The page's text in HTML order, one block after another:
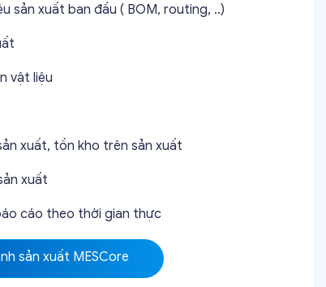
sản xuất ban đầu ( BOM, routing, ..)
vật liệu
xuất, tồn kho trên sản xuất
xuất
cáo theo thời gian thực
sản xuất MESCore